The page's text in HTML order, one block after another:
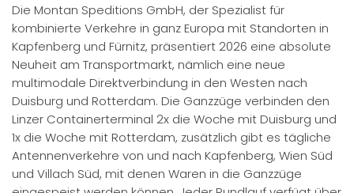
Die Montan Speditions GmbH, der Spezialist für
kombinierte Verkehre in ganz Europa mit Standorten in
Kapfenberg und Fürnitz, präsentiert 2026 eine absolute
Neuheit am Transportmarkt, nämlich eine neue
multimodale Direktverbindung in den Westen nach
Duisburg und Rotterdam. Die Ganzzüge verbinden den
Linzer Containerterminal 2x die Woche mit Duisburg und
1x die Woche mit Rotterdam, zusätzlich gibt es tägliche
Antennenverkehre von und nach Kapfenberg, Wien Süd
und Villach Süd, mit denen Waren in die Ganzzüge